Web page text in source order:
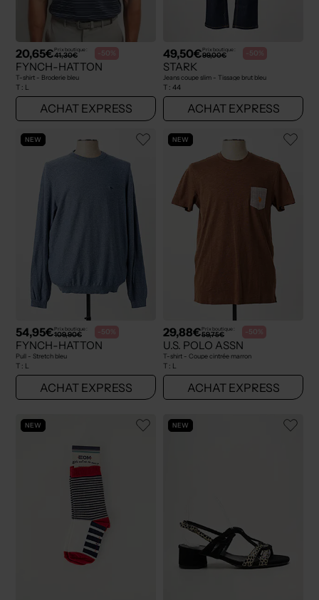
20,65€Prix boutique :
41,30€ -50%
FYNCH-HATTON
T-shirt - Broderie bleu
T : L
ACHAT EXPRESS
49,50€Prix boutique :
99,00€ -50%
STARK
Jeans coupe slim - Tissage brut bleu
T : 44
ACHAT EXPRESS
NEW
54,95€Prix boutique :
109,90€ -50%
FYNCH-HATTON
Pull - Stretch bleu
T : L
ACHAT EXPRESS
NEW
29,88€Prix boutique :
59,75€ -50%
U.S. POLO ASSN
T-shirt - Coupe cintrée marron
T : L
ACHAT EXPRESS
NEW NEW